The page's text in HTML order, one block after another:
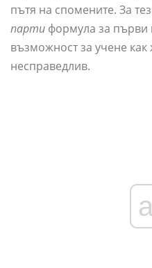
пътя на спомените. За
парти формула за първи
възможност за учене
несправедлив.